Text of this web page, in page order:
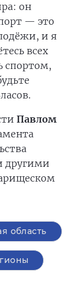
он
— это
и я
всех
спортом,
Павлом
другими
область